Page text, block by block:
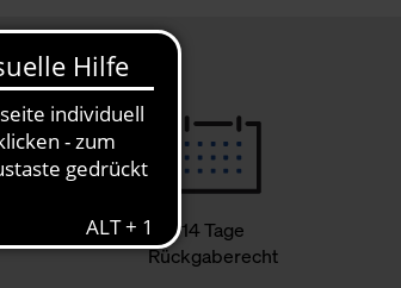
14 Tage
Rückgaberecht